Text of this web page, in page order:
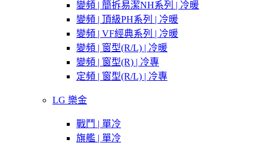
變頻 | 簡拆易潔NH系列 | 冷暖
變頻 | 頂級PH系列 | 冷暖
變頻 | VF經典系列 | 冷暖
變頻 | 窗型(R/L) | 冷暖
變頻 | 窗型(R) | 冷專
定頻 | 窗型(R/L) | 冷專
LG 樂金
戰鬥 | 單冷
旗艦 | 單冷